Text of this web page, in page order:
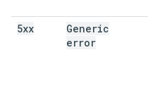
5xx
Generic
error